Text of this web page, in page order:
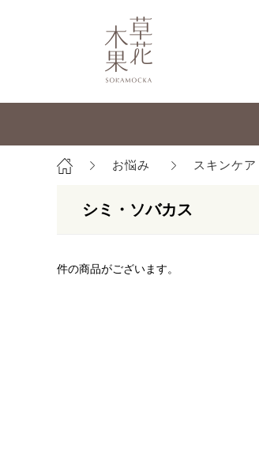
お悩み スキンケア
シミ・ソバカス
件の商品がございます。